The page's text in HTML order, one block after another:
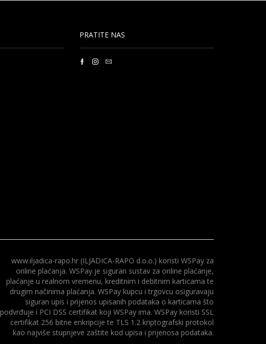
PRATITE NAS
www.iljadica-rapo.hr (ILJADICA-RAPO d.o.o.) koristi WSPay za
online plaćanja. WSPay je siguran sustav za online plaćanje,
plaćanje u realnom vremenu, kreditnim i debitnim karticama te
drugim načinima plaćanja. WSPay kupcu i trgovcu osiguravaju
siguran upis i prijenos upisanih podataka o karticama što
podvrđuje i PCI DSS certifikat koji WSPay ima. WSPay koristi SSL
certifikat 256 bitne enkripcije te TLS 1.2 kriptografski protokol
kao najviše stupnjeve zaštite kod upisa i prijenosa podataka.